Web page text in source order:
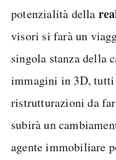
potenzialità della
visori si farà un
singola stanza della
immagini in 3D,
ristrutturazioni da
subirà un
agente immobiliare